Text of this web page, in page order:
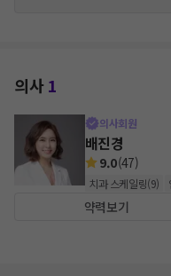
의사1
의사회원
배진경
9.0(47)
치과 스케일링(9)
약력보기